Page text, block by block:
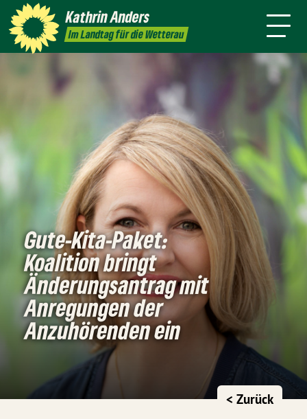
KathrinAnders
Im Landtag für die Wetterau
Kontakt
mich
Gute-Kita-Paket:
Koalition bringt
Änderungsantrag mit
Anregungen der
Anzuhörenden ein
< Zurück